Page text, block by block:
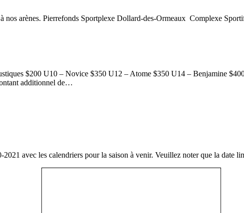
nos arènes. Pierrefonds Sportplexe Dollard-des-Ormeaux Complexe
$200 U10 – Novice $350 U12 – Atome $350 U14 – Benjamine
additionnel de…
avec les calendriers pour la saison à venir. Veuillez noter que la date